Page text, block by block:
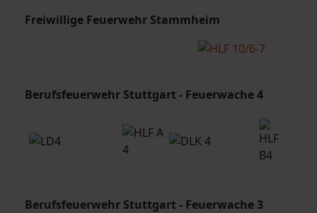
Freiwillige Feuerwehr Stammheim
Berufsfeuerwehr Stuttgart - Feuerwache 4
Berufsfeuerwehr Stuttgart - Feuerwache 3